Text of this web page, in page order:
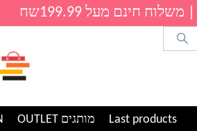
Last products מותגים OUTLET